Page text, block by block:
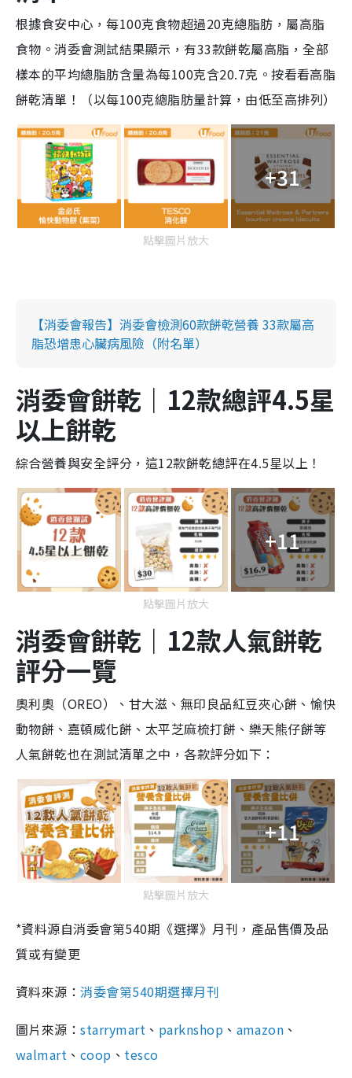
根據食安中心，每100克食物超過20克總脂肪，屬高脂
食物。消委會測試結果顯示，有33款餅乾屬高脂，全部
樣本的平均總脂肪含量為每100克含20.7克。按看看高脂
餅乾清單！（以每100克總脂肪量計算，由低至高排列）
+31
點擊圖片放大
【消委會報告】消委會檢測60款餅乾營養 33款屬高
脂恐增患心臟病風險（附名單）
消委會餅乾｜12款總評4.5星
以上餅乾
綜合營養與安全評分，這12款餅乾總評在4.5星以上！
+11
點擊圖片放大
消委會餅乾｜ 12款人氣餅乾
評分一覽
奧利奧（OREO）、甘大滋、無印良品紅豆夾心餅、愉快
動物餅、嘉頓威化餅、太平芝麻梳打餅、樂天熊仔餅等
人氣餅乾也在測試清單之中，各款評分如下：
+11
點擊圖片放大
*資料源自消委會第540期《選擇》月刊，產品售價及品
質或有變更
資料來源：消委會第540期選擇月刊
圖片來源：starrymart 、 parknshop 、 amazon 、
walmart 、 coop 、 tesco